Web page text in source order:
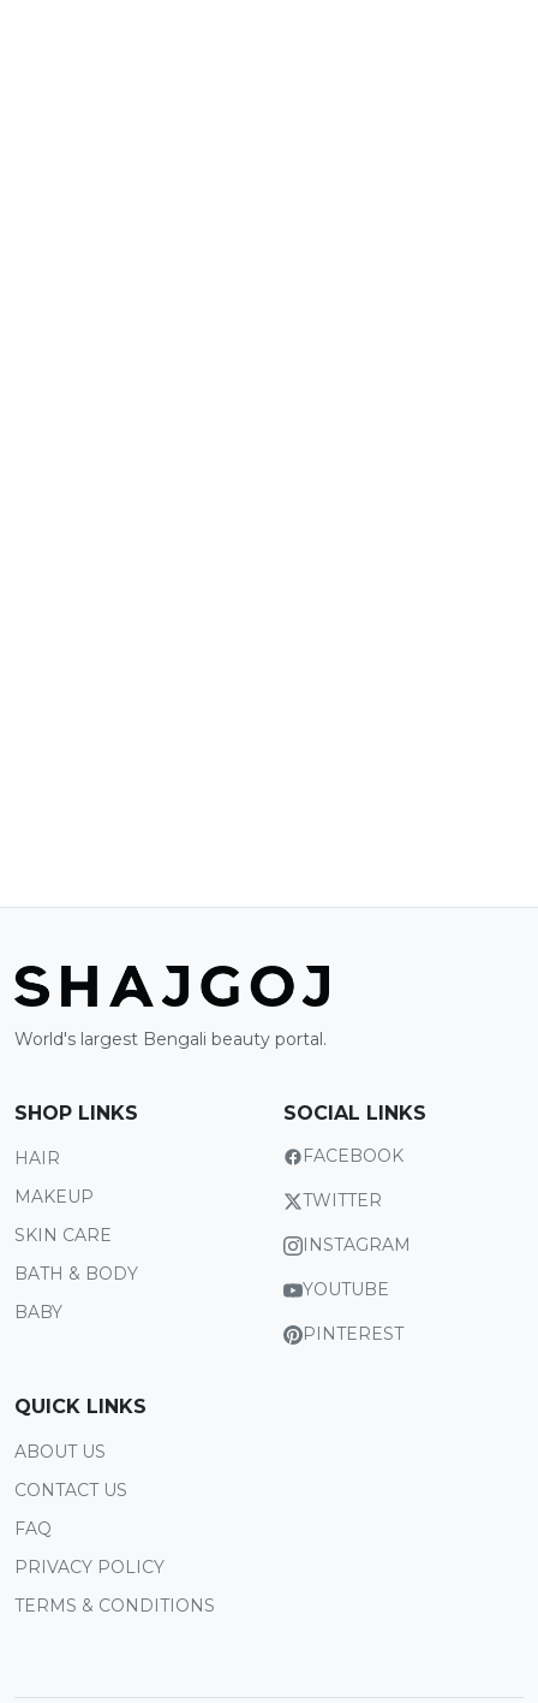
World's largest Bengali beauty portal.
SHOP LINKS
HAIR
MAKEUP
SKIN CARE
BATH & BODY
BABY
SOCIAL LINKS
FACEBOOK
TWITTER
INSTAGRAM
YOUTUBE
PINTEREST
QUICK LINKS
ABOUT US
CONTACT US
FAQ
PRIVACY POLICY
TERMS & CONDITIONS